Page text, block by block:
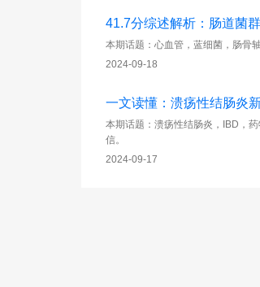
41.7分综述解析：肠道菌
本期话题：心血管，蓝细菌，肠骨
2024-09-18
一文读懂：溃疡性结肠炎
本期话题：溃疡性结肠炎，IBD，
信。
2024-09-17